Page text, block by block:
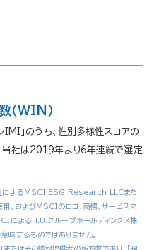
（WIN）
」のうち、性別多様性スコアの
当社は2019年より6年連続で選定
社によるMSCI ESG Research LLCまた
、およびMSCIのロゴ、商標、サービスマ
によるH.U.グループホールディングス株
味するものではありません。